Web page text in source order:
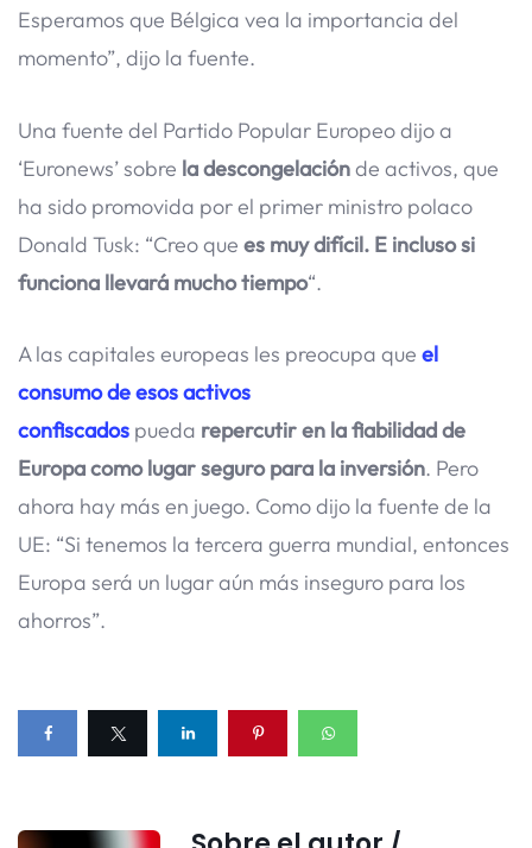
Esperamos que Bélgica vea la importancia del
momento”, dijo la fuente.
Una fuente del Partido Popular Europeo dijo a
‘Euronews’ sobre la descongelaciónde activos, que
ha sido promovida por el primer ministro polaco
Donald Tusk: “Creo que es muy difícil. E incluso si
funciona llevará mucho tiempo“.
A las capitales europeas les preocupa que el
consumo de esos activos
confiscados pueda repercutir en la fiabilidad de
Europa como lugar seguro para la inversión. Pero
ahora hay más en juego. Como dijo la fuente de la
UE: “Si tenemos la tercera guerra mundial, entonces
Europa será un lugar aún más inseguro para los
ahorros”.